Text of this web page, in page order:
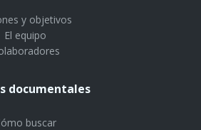
y objetivos
El equipo
documentales
buscar